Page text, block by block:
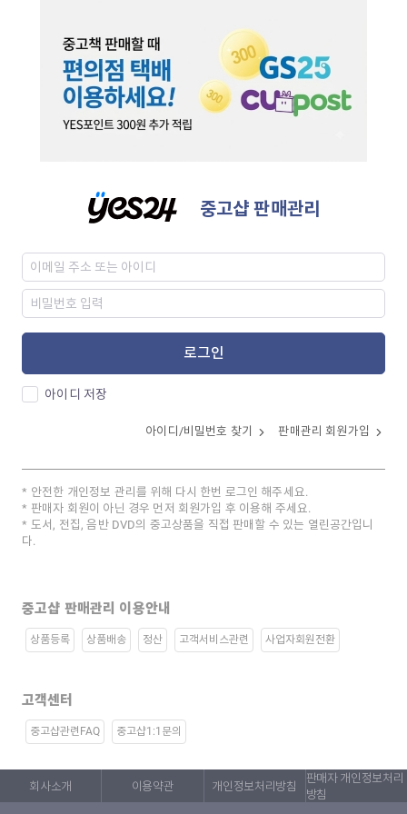
중고샵 판매관리
로그인
아이디 저장
아이디/비밀번호 찾기 판매관리 회원가입
안전한 개인정보 관리를 위해 다시 한번 로그인 해주세요.
판매자 회원이 아닌 경우 먼저 회원가입 후 이용해 주세요.
도서, 전집, 음반 DVD의 중고상품을 직접 판매할 수 있는 열린공간입니
다.
중고샵 판매관리 이용안내
상품등록 상품배송 정산 고객서비스관련 사업자회원전환
고객센터
중고샵관련FAQ 중고샵1:1문의
회사소개 이용약관 개인정보처리방침
판매자 개인정보처리
방침